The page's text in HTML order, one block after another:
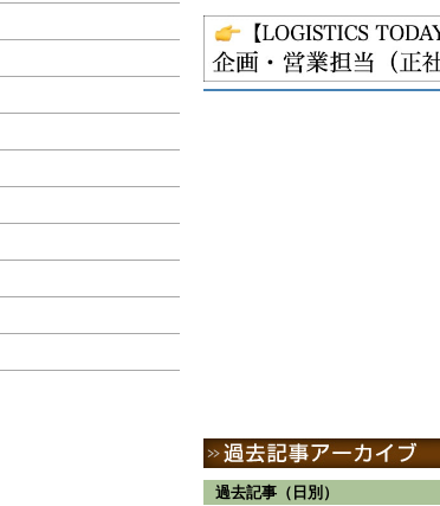
過去記事（日別）